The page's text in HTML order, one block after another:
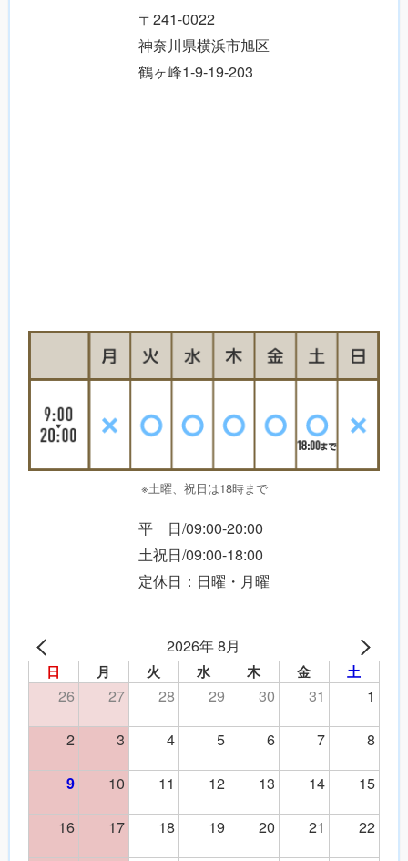
〒241-0022
神奈川県横浜市旭区
鶴ヶ峰1-9-19-203
※土曜、祝日は18時まで
平 日/09:00-20:00
土祝日/09:00-18:00
定休日：日曜・月曜
2026年 8月
日 月 火 水 木 金 土
26 27 28 29 30 31
1
2
3 4 5 6 7 8
9 10 11 12 13 14
15
16
17 18 19 20 21
22